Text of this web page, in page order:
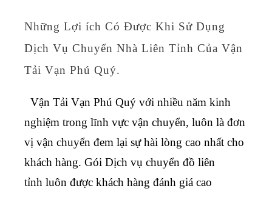
Những Lợi ích Có Được Khi Sử Dụng
Dịch Vụ Chuyển Nhà Liên Tỉnh Của Vận
Tải Vạn Phú Quý.
Vận Tải Vạn Phú Quý với nhiều năm kinh
nghiệm trong lĩnh vực vận chuyển, luôn là đơn
vị vận chuyển đem lại sự hài lòng cao nhất cho
khách hàng. Gói Dịch vụ chuyển đồ liên
tỉnh luôn được khách hàng đánh giá cao